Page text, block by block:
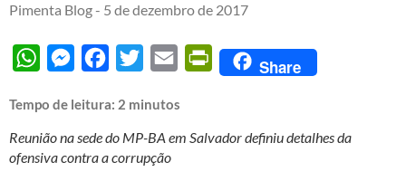
Pimenta Blog - 5 de dezembro de 2017
WhatsAppMessengerFacebook
Twitter Email PrintFriendly
Share
Tempo de leitura: 2 minutos
Reunião na sede do MP-BA em Salvador definiu detalhes da
ofensiva contra a corrupção